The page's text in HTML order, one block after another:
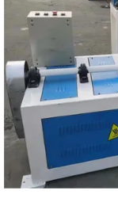
সাইট
ম্যাপ
PRIVACY
POLICY